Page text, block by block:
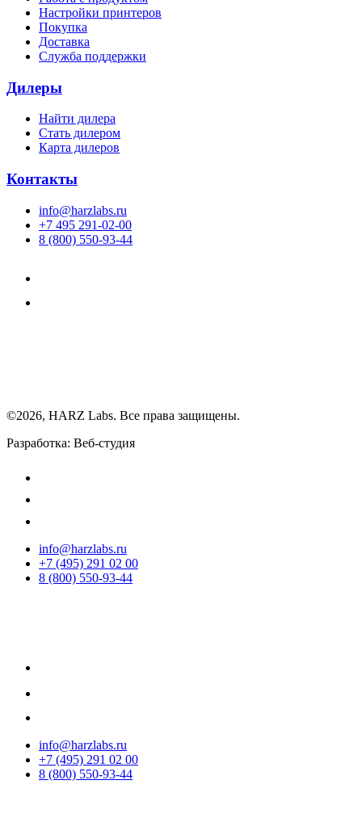
Настройки принтеров
Покупка
Доставка
Служба поддержки
Дилеры
Найти дилера
Cтать дилером
Карта дилеров
Контакты
info@harzlabs.ru
+7 495 291-02-00
8 (800) 550-93-44
©2026, HARZ Labs. Все права защищены.
Разработка: Веб-студия
info@harzlabs.ru
+7 (495) 291 02 00
8 (800) 550-93-44
info@harzlabs.ru
+7 (495) 291 02 00
8 (800) 550-93-44